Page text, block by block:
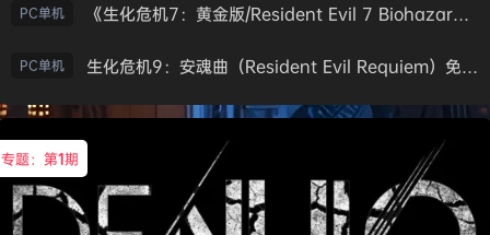
PC单机 《生化危机7：黄金版/Resident Evil 7 Biohazard》免安装中文版
PC单机 生化危机9：安魂曲（Resident Evil Requiem）免安装中文版
专题：第1期